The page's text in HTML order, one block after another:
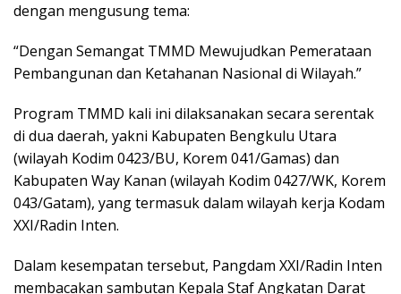
dengan mengusung tema:
“Dengan Semangat TMMD Mewujudkan Pemerataan
Pembangunan dan Ketahanan Nasional di Wilayah.”
Program TMMD kali ini dilaksanakan secara serentak
di dua daerah, yakni Kabupaten Bengkulu Utara
(wilayah Kodim 0423/BU, Korem 041/Gamas) dan
Kabupaten Way Kanan (wilayah Kodim 0427/WK, Korem
043/Gatam), yang termasuk dalam wilayah kerja Kodam
XXI/Radin Inten.
Dalam kesempatan tersebut, Pangdam XXI/Radin Inten
membacakan sambutan Kepala Staf Angkatan Darat